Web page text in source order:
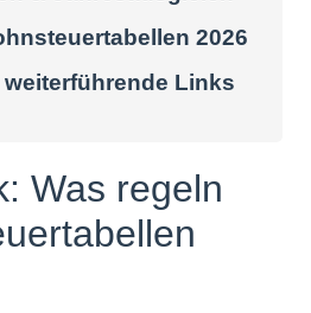
2026
weiterführende Links
Was regeln